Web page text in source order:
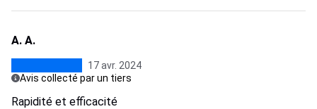
A. A.
17 avr. 2024
Avis collecté par un tiers
Rapidité et efficacité